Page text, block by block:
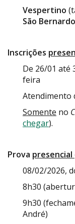
Vespertino
São Bernardo
Inscrições
De 26/01 até
feira
Atendimento
Somente no
chegar).
Prova presencial
08/02/2026,
8h30
9h30
André)